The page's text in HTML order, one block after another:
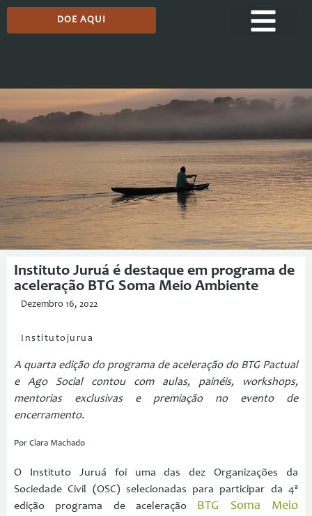
DOE AQUI
Instituto Juruá é destaque em programa de
aceleração BTG Soma Meio Ambiente
Dezembro 16, 2022
Institutojurua
A quarta edição do programa de aceleração do BTG Pactual
e Ago Social contou com aulas, painéis, workshops,
mentorias exclusivas e premiação no evento de
encerramento.
Por Clara Machado
O Instituto Juruá foi uma das dez Organizações da
Sociedade Civil (OSC) selecionadas para participar da 4ª
edição programa de aceleração BTG Soma Meio